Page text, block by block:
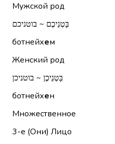
Мужской род
בָּטְנֵיכֶם ~ בוטניכם
ботнейхем
Женский род
בָּטְנֵיכֶן ~ בוטניכן
ботнейхен
Множественное
3-е (Они) Лицо